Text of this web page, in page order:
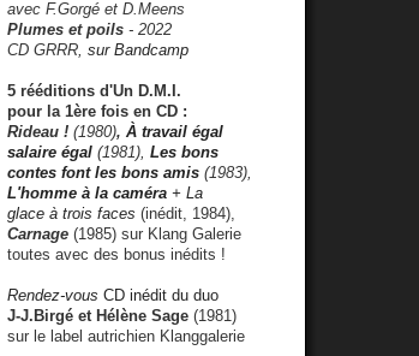
avec F.Gorgé et D.Meens
Plumes et poils - 2022
CD GRRR, sur Bandcamp
5 rééditions d'Un D.M.I.
pour la 1ère fois en CD :
Rideau ! (1980), À travail égal
salaire égal (1981), Les bons
contes font les bons amis (1983),
L'homme à la caméra + La
glace à trois faces (inédit, 1984),
Carnage (1985) sur Klang Galerie
toutes avec des bonus inédits !
Rendez-vous CD inédit du duo
J-J.Birgé et Hélène Sage (1981)
sur le label autrichien Klanggalerie